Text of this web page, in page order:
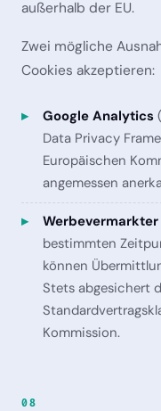
außerhalb der EU.
Zwei mögliche
Cookies akzeptieren:
Google Analytics
Data Privacy
Europäischen
angemessen
bestimmten
können
Stets abgesichert
Kommission.
08